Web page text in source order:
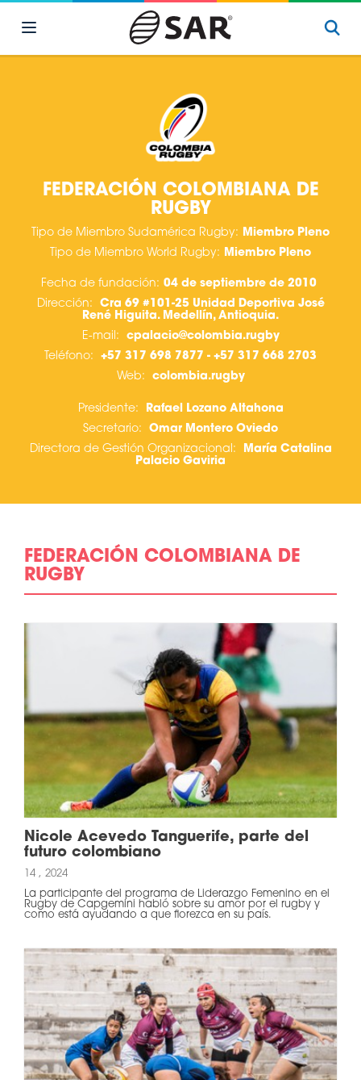
FEDERACIÓN COLOMBIANA DE
RUGBY
Tipo de Miembro Sudamérica Rugby: Miembro Pleno
Tipo de Miembro World Rugby: Miembro Pleno
Fecha de fundación: 04 de septiembre de 2010
Dirección:
Cra 69 #101-25 Unidad Deportiva José
René Higuita. Medellín, Antioquia.
E-mail:
cpalacio@colombia.rugby
Teléfono:
+57 317 698 7877 - +57 317 668 2703
Web:
colombia.rugby
Presidente:
Rafael Lozano Altahona
Secretario:
Omar Montero Oviedo
Directora de Gestión Organizacional:
María Catalina
Palacio Gaviria
FEDERACIÓN COLOMBIANA DE
RUGBY
Nicole Acevedo Tanguerife, parte del
futuro colombiano
14 , 2024
La participante del programa de Liderazgo Femenino en el
Rugby de Capgemini habló sobre su amor por el rugby y
como está ayudando a que florezca en su país.